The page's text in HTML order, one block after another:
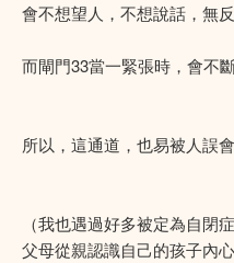
會不想望人，不想說話，無反
而閘門33當一緊張時，會不
所以，這通道，也易被人誤
（我也遇過好多被定為自閉
父母從親認識自己的孩子內